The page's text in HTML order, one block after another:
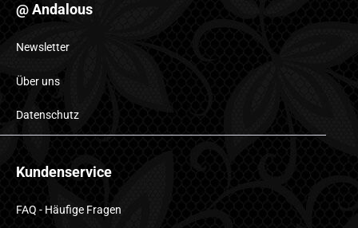
@ Andalous
Newsletter
Über uns
Datenschutz
Kundenservice
FAQ - Häufige Fragen